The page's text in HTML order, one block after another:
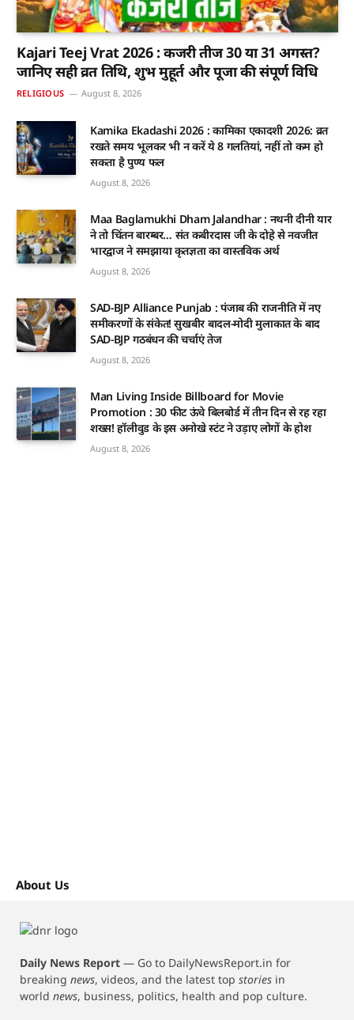
Kajari Teej Vrat 2026 : कजरी तीज 30 या 31 अगस्त?
जानिए सही व्रत तिथि, शुभ मुहूर्त और पूजा की संपूर्ण विधि
RELIGIOUS August 8, 2026
Kamika Ekadashi 2026 : कामिका एकादशी 2026: व्रत
रखते समय भूलकर भी न करें ये 8 गलतियां, नहीं तो कम हो
सकता है पुण्य फल
August 8, 2026
Maa Baglamukhi Dham Jalandhar : नथनी दीनी यार
ने तो चिंतन बारम्बर… संत कबीरदास जी के दोहे से नवजीत
भारद्वाज ने समझाया कृतज्ञता का वास्तविक अर्थ
August 8, 2026
SAD-BJP Alliance Punjab : पंजाब की राजनीति में नए
समीकरणों के संकेत! सुखबीर बादल-मोदी मुलाकात के बाद
SAD-BJP गठबंधन की चर्चाएं तेज
August 8, 2026
Man Living Inside Billboard for Movie
Promotion : 30 फीट ऊंचे बिलबोर्ड में तीन दिन से रह रहा
शख्स! हॉलीवुड के इस अनोखे स्टंट ने उड़ाए लोगों के होश
August 8, 2026
About Us
Daily News Report — Go to DailyNewsReport.in for
breaking news, videos, and the latest top stories in
world news, business, politics, health and pop culture.